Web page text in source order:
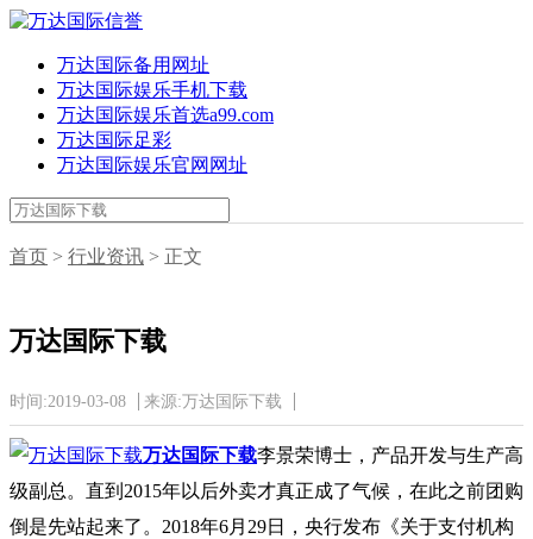
万达国际备用网址
万达国际娱乐手机下载
万达国际娱乐首选a99.com
万达国际足彩
万达国际娱乐官网网址
首页 > 行业资讯 > 正文
万达国际下载
时间:2019-03-08 来源:万达国际下载
万达国际下载李景荣博士，产品开发与生产高
级副总。直到2015年以后外卖才真正成了气候，在此之前团购
倒是先站起来了。2018年6月29日，央行发布《关于支付机构